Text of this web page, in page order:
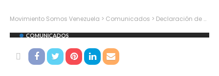
Movimiento Somos Venezuela > Comunicados > Declaración de Solidaridad y Sororidad entre las mujeres saharauis y venezolanas
COMUNICADOS
Declaración de